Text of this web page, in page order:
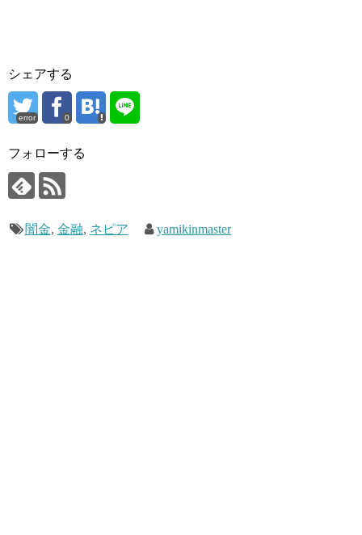
シェアする
error 0
フォローする
闇金, 金融, ネピア yamikinmaster